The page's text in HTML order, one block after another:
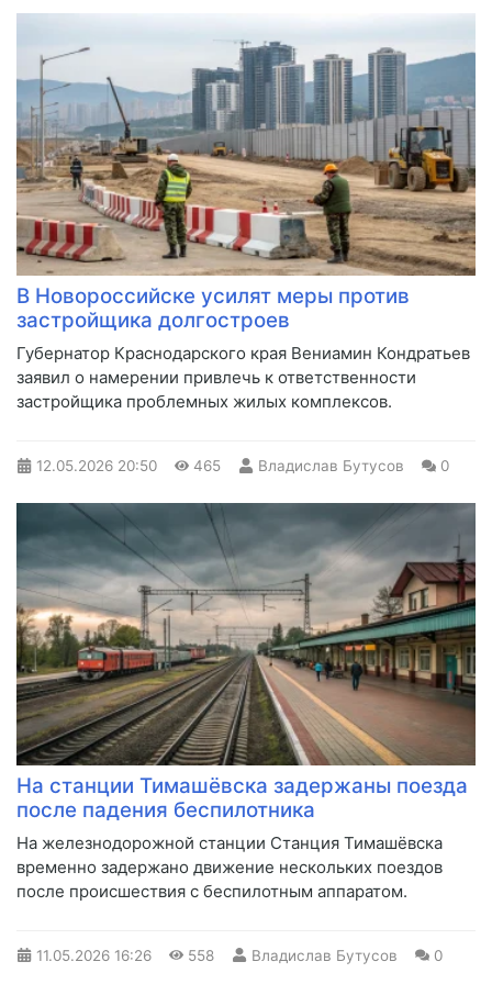
В Новороссийске усилят меры против
застройщика долгостроев
Губернатор Краснодарского края Вениамин Кондратьев
заявил о намерении привлечь к ответственности
застройщика проблемных жилых комплексов.
12.05.2026 20:50 465 Владислав Бутусов 0
На станции Тимашёвска задержаны поезда
после падения беспилотника
На железнодорожной станции Станция Тимашёвска
временно задержано движение нескольких поездов
после происшествия с беспилотным аппаратом.
11.05.2026 16:26 558 Владислав Бутусов 0